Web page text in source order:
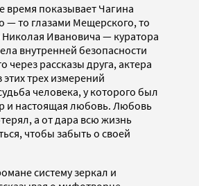
время показывает Чагина
— то глазами Мещерского, то
Ивановича — куратора
внутренней безопасности
через рассказы друга, актера
трех измерений
человека, у которого был
и настоящая любовь. Любовь
а от дара всю жизнь
чтобы забыть о своей
систему зеркал и